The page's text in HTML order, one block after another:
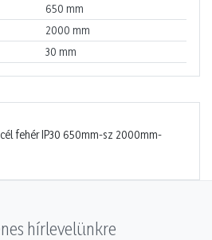
650 mm
2000 mm
30 mm
fehér IP30 650mm-sz 2000mm-
hírlevelünkre